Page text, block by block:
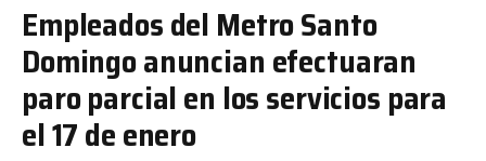
Empleados del Metro Santo
Domingo anuncian efectuaran
paro parcial en los servicios para
el 17 de enero